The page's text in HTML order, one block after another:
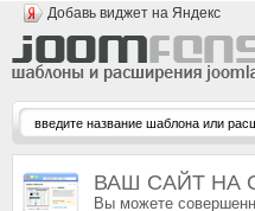
Добавь виджет на Яндекс
ВАШ САЙТ НА
Вы можете